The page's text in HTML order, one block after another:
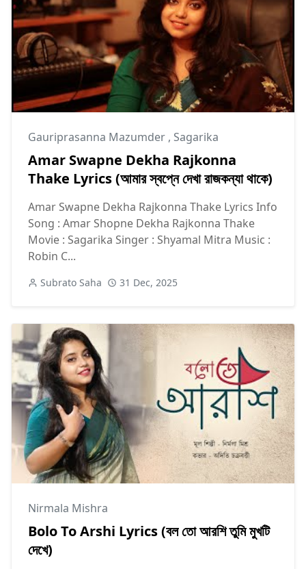
Gauriprasanna Mazumder , Sagarika
Amar Swapne Dekha Rajkonna
Thake Lyrics (আমার স্বপ্নে দেখা রাজকন্যা থাকে)
Amar Swapne Dekha Rajkonna Thake Lyrics Info
Song : Amar Shopne Dekha Rajkonna Thake
Movie : Sagarika Singer : Shyamal Mitra Music :
Robin C...
Subrato Saha 31 Dec, 2025
Nirmala Mishra
Bolo To Arshi Lyrics (বল তো আরশি তুমি মুখটি
দেখে)